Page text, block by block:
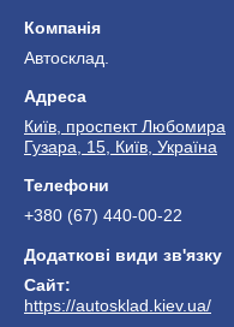
Автосклад.
Київ, проспект Любомира
Гузара, 15, Київ, Україна
+380 (67) 440-00-22
https://autosklad.kiev.ua/